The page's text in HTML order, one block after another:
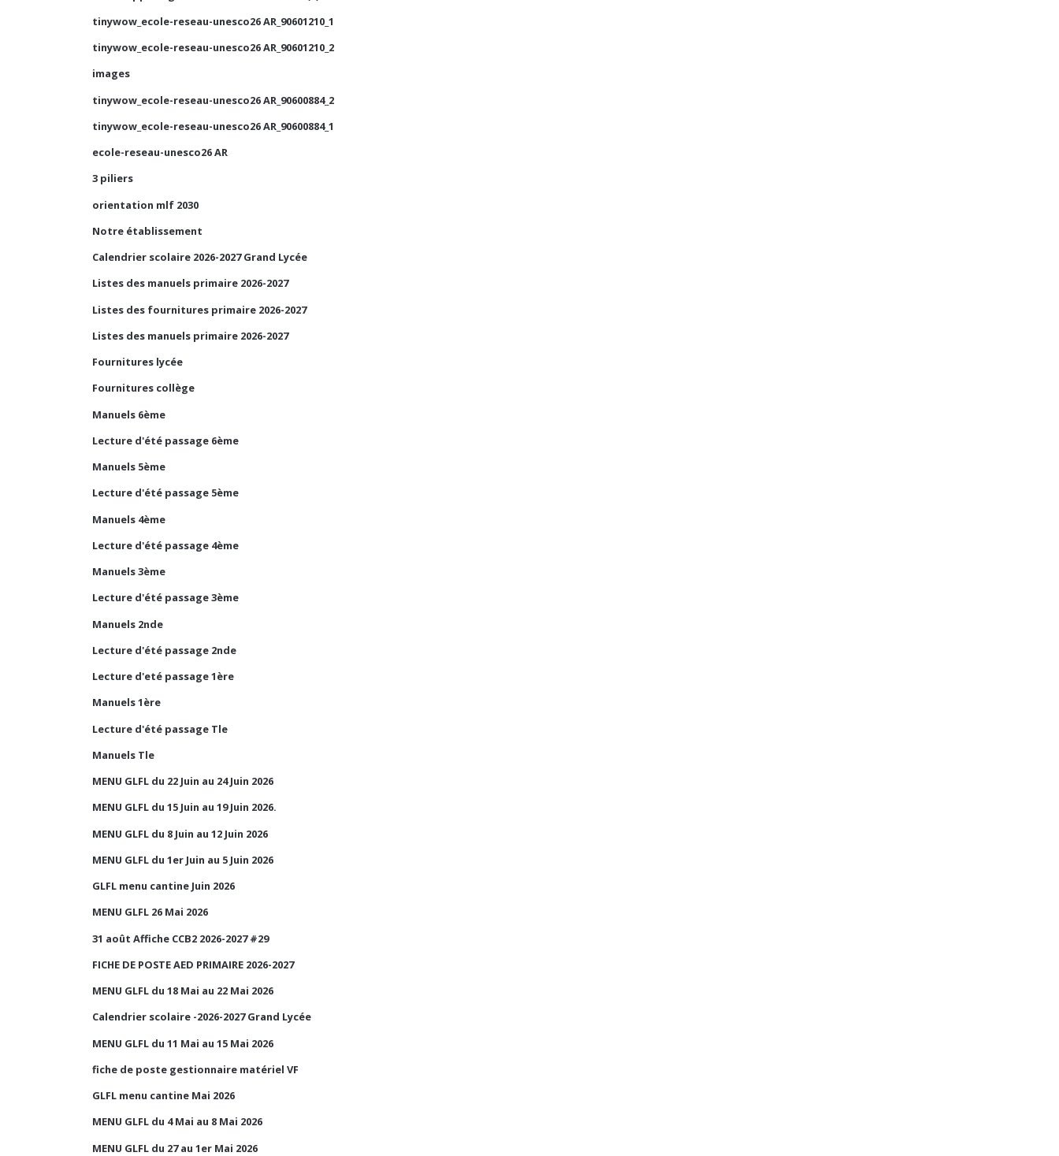
tinywow_ecole-reseau-unesco26 AR_90601210_1
tinywow_ecole-reseau-unesco26 AR_90601210_2
images
tinywow_ecole-reseau-unesco26 AR_90600884_2
tinywow_ecole-reseau-unesco26 AR_90600884_1
ecole-reseau-unesco26 AR
3 piliers
orientation mlf 2030
Notre établissement
Calendrier scolaire 2026-2027 Grand Lycée
Listes des manuels primaire 2026-2027
Listes des fournitures primaire 2026-2027
Listes des manuels primaire 2026-2027
Fournitures lycée
Fournitures collège
Manuels 6ème
Lecture d'été passage 6ème
Manuels 5ème
Lecture d'été passage 5ème
Manuels 4ème
Lecture d'été passage 4ème
Manuels 3ème
Lecture d'été passage 3ème
Manuels 2nde
Lecture d'été passage 2nde
Lecture d'eté passage 1ère
Manuels 1ère
Lecture d'été passage Tle
Manuels Tle
MENU GLFL du 22 Juin au 24 Juin 2026
MENU GLFL du 15 Juin au 19 Juin 2026.
MENU GLFL du 8 Juin au 12 Juin 2026
MENU GLFL du 1er Juin au 5 Juin 2026
GLFL menu cantine Juin 2026
MENU GLFL 26 Mai 2026
31 août Affiche CCB2 2026-2027 #29
FICHE DE POSTE AED PRIMAIRE 2026-2027
MENU GLFL du 18 Mai au 22 Mai 2026
Calendrier scolaire -2026-2027 Grand Lycée
MENU GLFL du 11 Mai au 15 Mai 2026
fiche de poste gestionnaire matériel VF
GLFL menu cantine Mai 2026
MENU GLFL du 4 Mai au 8 Mai 2026
MENU GLFL du 27 au 1er Mai 2026